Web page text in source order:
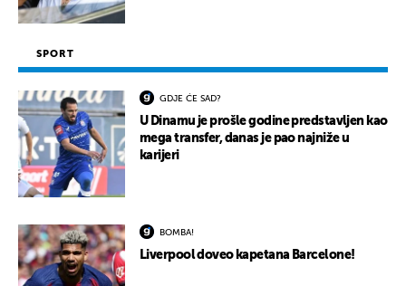
SPORT
GDJE ĆE SAD?
U Dinamu je prošle godine predstavljen kao
mega transfer, danas je pao najniže u
karijeri
BOMBA!
Liverpool doveo kapetana Barcelone!